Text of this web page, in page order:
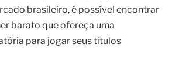
brasileiro, é possível encontrar
barato que ofereça uma
para jogar seus títulos